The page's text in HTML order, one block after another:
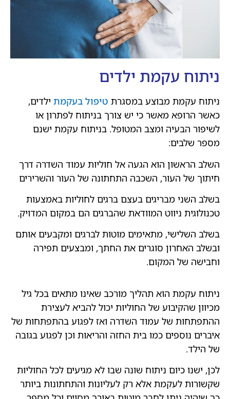
ניתוח עקמת ילדים
ניתוח עקמת מבוצע במסגרת טיפול בעקמת ילדים,
כאשר הרופא מאשר כי יש צורך בניתוח לפתרון או
לשיפור הבעיה ומצב המטופל. בניתוח עקמת ישנם
מספר שלבים:
השלב הראשון הוא הגעה אל חוליות עמוד השדרה דרך
חיתוך של העור, השכבה התחתונה של העור והשרירים
בשלב השני מבריגים בעצם ברגים לחוליות באמצעות
טכנולוגית ניווט המוודאת שהברגים הם במקום המדויק.
בשלב השלישי, מתאימים מוטות לברגים ומקבעים אותם
ובשלב האחרון סוגרים את החתך, ומבצעים תפירה
וחבישה של המקום.
ניתוח עקמת הוא תהליך מורכב שאינו מתאים בכל גיל
מכיוון שהקיבוע של החוליות יכול להביא לעצירת
ההתפתחות של עמוד השדרה ואז לפגוע בהתפתחות של
איברים נוספים כמו בית החזה והריאות וכן לפגוע בגובה
של הילד.
לכן, ישנו כיום ניתוח שונה שבו לא מגיעים לכל החוליות
שקשורות לעקמת אלא רק לעליונות והתחתונות ביותר